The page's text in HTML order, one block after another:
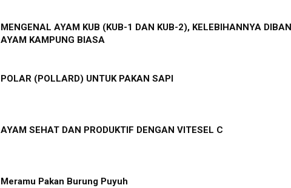
MENGENAL AYAM KUB (KUB-1 DAN KUB-2), KELEBIHANNYA
AYAM KAMPUNG BIASA
POLAR (POLLARD) UNTUK PAKAN SAPI
AYAM SEHAT DAN PRODUKTIF DENGAN VITESEL C
Meramu Pakan Burung Puyuh